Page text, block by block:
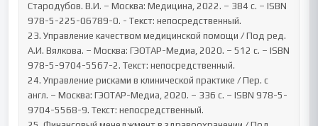
Стародубов. В.И. – Москва: Медицина, 2022. – 384 с. – ISBN
978-5-225-06789-0. - Текст: непосредственный.
23. Управление качеством медицинской помощи / Под ред.
А.И. Вялкова. – Москва: ГЭОТАР-Медиа, 2020. – 512 с. – ISBN
978-5-9704-5567-2. Текст: непосредственный.
24. Управление рисками в клинической практике / Пер. с
англ. – Москва: ГЭОТАР-Медиа, 2020. – 336 с. – ISBN 978-5-
9704-5568-9. Текст: непосредственный.